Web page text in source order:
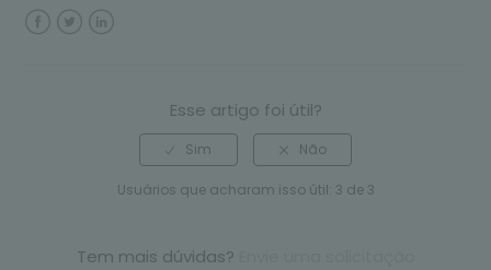
Esse artigo foi útil?
Usuários que acharam isso útil: 3 de 3
Tem mais dúvidas?